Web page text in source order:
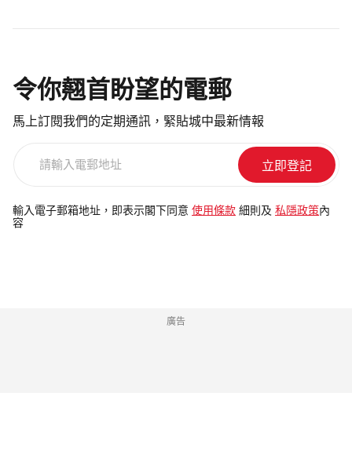
令你翹首盼望的電郵
馬上訂閱我們的定期通訊，緊貼城中最新情報
電
郵
輸入電子郵箱地址，即表示閣下同意 使用條款 細則及 私隱政策 內
容
廣告